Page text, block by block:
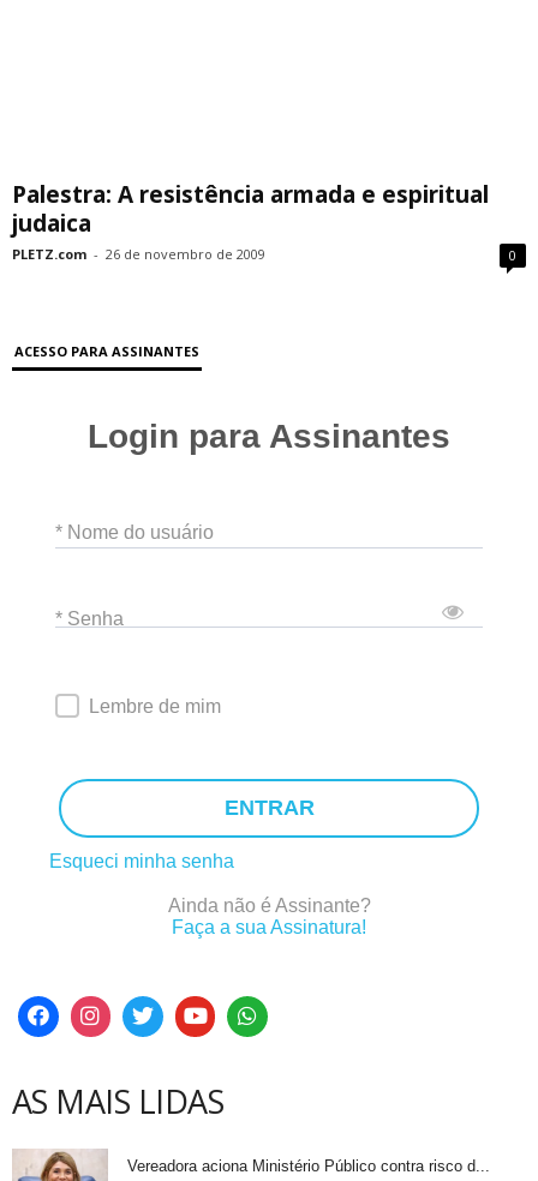
Palestra: A resistência armada e espiritual
judaica
PLETZ.com - 26 de novembro de 2009 0
ACESSO PARA ASSINANTES
Login para Assinantes
* Nome do usuário
* Senha
Lembre de mim
ENTRAR
Esqueci minha senha
Ainda não é Assinante?
Faça a sua Assinatura!
AS MAIS LIDAS
Vereadora aciona Ministério Público contra risco d...